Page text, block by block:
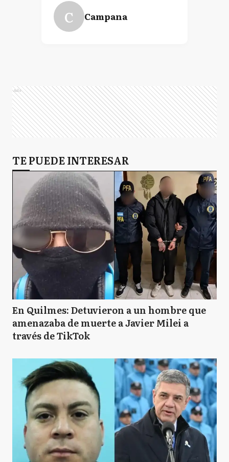
C Campana
Ads
TE PUEDE INTERESAR
En Quilmes: Detuvieron a un hombre que
amenazaba de muerte a Javier Milei a
través de TikTok